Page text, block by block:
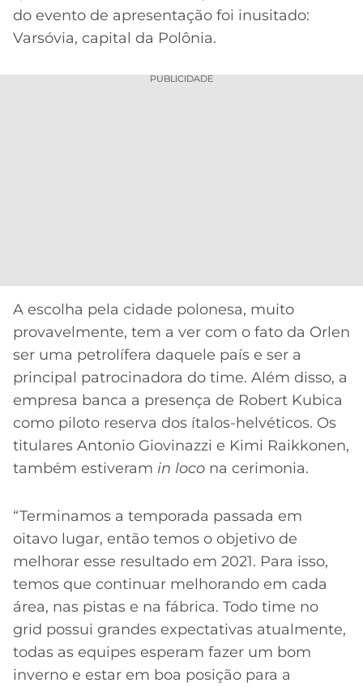
INDICAÇÃO
BET365
MELHORES
CASSINOS
ONLINE
2026
SÃO
PAULO
INTERNACIONAL
GRÊMIO
ATLÉTICO
MG
CRUZEIRO
LIBERTADORES
COPA
DOS
CAMPEÕES
LALIGA
BOLA
do evento de apresentação foi inusitado:
Varsóvia, capital da Polônia.
PUBLICIDADE
A escolha pela cidade polonesa, muito
provavelmente, tem a ver com o fato da Orlen
ser uma petrolífera daquele país e ser a
principal patrocinadora do time. Além disso, a
empresa banca a presença de Robert Kubica
como piloto reserva dos ítalos-helvéticos. Os
titulares Antonio Giovinazzi e Kimi Raikkonen,
também estiveram in loco na cerimonia.
“Terminamos a temporada passada em
oitavo lugar, então temos o objetivo de
melhorar esse resultado em 2021. Para isso,
temos que continuar melhorando em cada
área, nas pistas e na fábrica. Todo time no
grid possui grandes expectativas atualmente,
todas as equipes esperam fazer um bom
inverno e estar em boa posição para a